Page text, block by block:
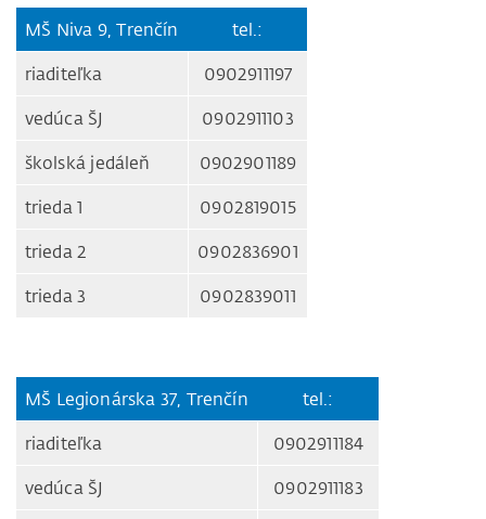
MŠ Niva 9, Trenčín tel.:
riaditeľka 0902911197
vedúca ŠJ 0902911103
školská jedáleň 0902901189
trieda 1 0902819015
trieda 2 0902836901
trieda 3 0902839011
MŠ Legionárska 37, Trenčín tel.:
riaditeľka 0902911184
vedúca ŠJ 0902911183